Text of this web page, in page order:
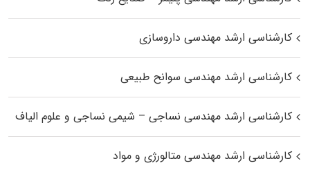
کارشناسی ارشد مهندسی داروسازی
کارشناسی ارشد مهندسی سوانح طبیعی
کارشناسی ارشد مهندسی نساجی – شیمی نساجی و علوم الیاف
کارشناسی ارشد مهندسی متالورژی و مواد